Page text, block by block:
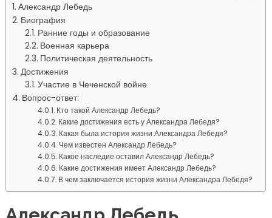
Александр Лебедь
Биография
Ранние годы и образование
Военная карьера
Политическая деятельность
Достижения
Участие в Чеченской войне
Вопрос-ответ:
Кто такой Александр Лебедь?
Какие достижения есть у Александра Лебедя?
Какая была история жизни Александра Лебедя?
Чем известен Александр Лебедь?
Какое наследие оставил Александр Лебедь?
Какие достижения имеет Александр Лебедь?
В чем заключается история жизни Александра Лебедя?